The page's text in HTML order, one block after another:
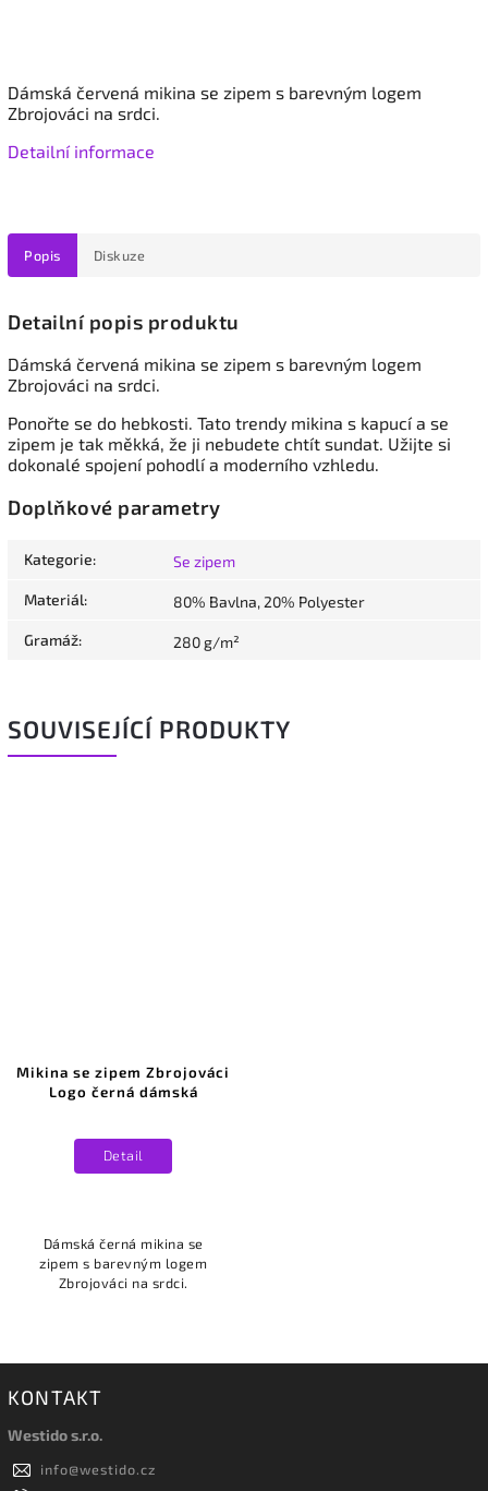
Dámská červená mikina se zipem s barevným logem
Zbrojováci na srdci.
Detailní informace
Popis Diskuze
Detailní popis produktu
Dámská červená mikina se zipem s barevným logem
Zbrojováci na srdci.
Ponořte se do hebkosti. Tato trendy mikina s kapucí a se
zipem je tak měkká, že ji nebudete chtít sundat. Užijte si
dokonalé spojení pohodlí a moderního vzhledu.
Doplňkové parametry
Kategorie: Se zipem
Materiál: 80% Bavlna, 20% Polyester
Gramáž: 280 g/m²
SOUVISEJÍCÍ PRODUKTY
Mikina se zipem Zbrojováci
Logo černá dámská
Detail
Dámská černá mikina se
zipem s barevným logem
Zbrojováci na srdci.
KONTAKT
Westido s.r.o.
info@westido.cz